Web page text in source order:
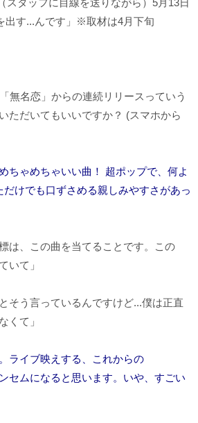
スタッフに目線を送りながら）5月13日
出す...んです」※取材は4月下旬
無名恋」からの連続リリースっていう
ただいてもいいですか？ (スマホから
ゃめちゃいい曲！ 超ポップで、何よ
だけでも口ずさめる親しみやすさがあっ
は、この曲を当てることです。この
いて」
そう言っているんですけど...僕は正直
くて」
イブ映えする、これからの
セムになると思います。いや、すごい